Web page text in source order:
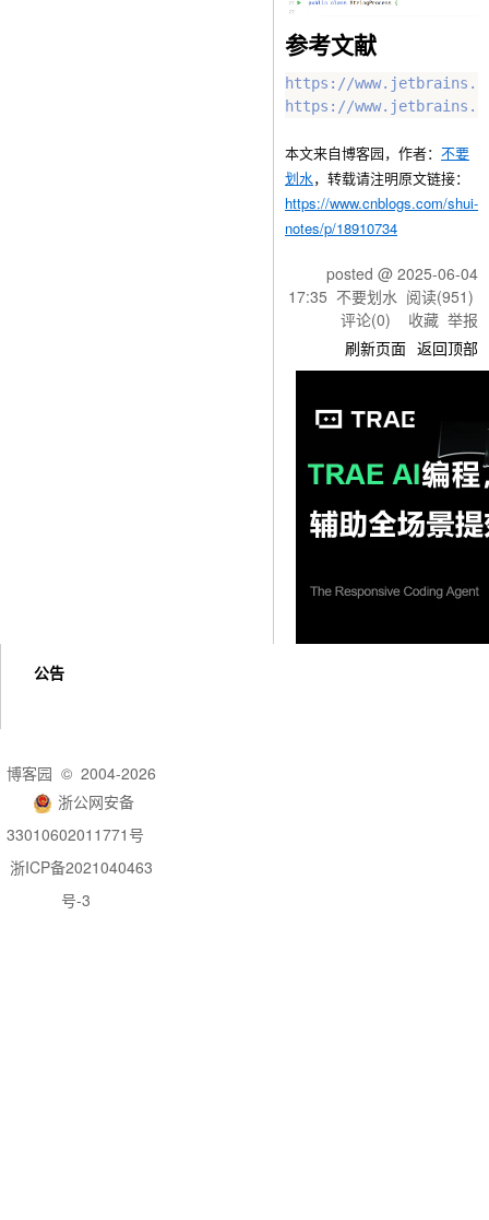
参考文献
https://
本文来自博客园，作者： 不要
划水，转载请注明原文链接：
https://www.cnblogs.com/shui-
notes/p/18910734
posted @ 2025-06-04
17:35 不要划水 阅读(951)
评论(0) 收藏 举报
刷新页面 返回顶部
公告
博客园 © 2004-2026
浙公网安备
33010602011771号
浙ICP备2021040463
号-3